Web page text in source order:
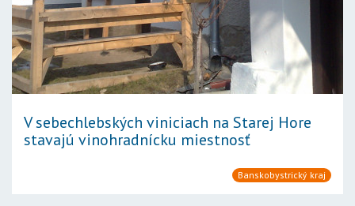
V sebechlebských viniciach na Starej Hore
stavajú vinohradnícku miestnosť
Banskobystrický kraj